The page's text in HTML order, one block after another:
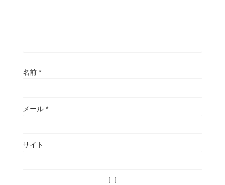
名前 *
メール *
サイト